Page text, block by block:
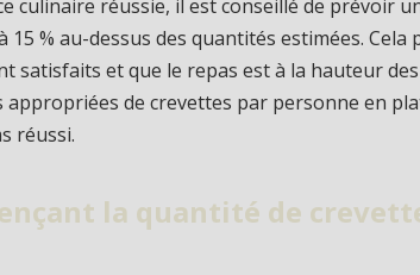
culinaire réussie, il est conseillé de prévoir
% au-dessus des quantités estimées. Cela
satisfaits et que le repas est à la hauteur
de crevettes par personne en
réussi.
la quantité de